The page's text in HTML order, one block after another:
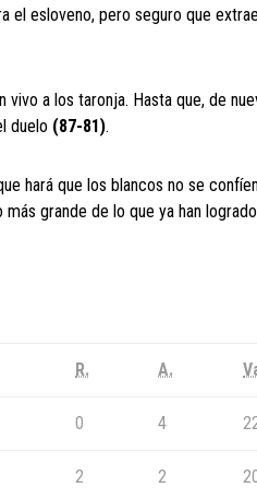
el esloveno, pero seguro que
a los taronja. Hasta que, de
duelo (87-81).
hará que los blancos no se
grande de lo que ya han
R. A.
0 4
2 2